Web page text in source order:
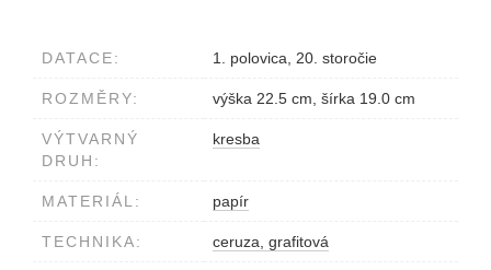
DATACE: 1. polovica, 20. storočie
ROZMĚRY: výška 22.5 cm, šírka 19.0 cm
VÝTVARNÝ
DRUH:
kresba
MATERIÁL: papír
TECHNIKA: ceruza, grafitová